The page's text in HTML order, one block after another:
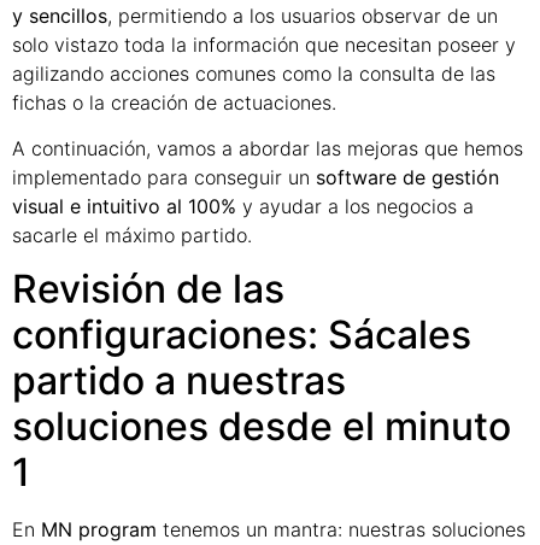
y sencillos, permitiendo a los usuarios observar de un
solo vistazo toda la información que necesitan poseer y
agilizando acciones comunes como la consulta de las
fichas o la creación de actuaciones.
A continuación, vamos a abordar las mejoras que hemos
implementado para conseguir un software de gestión
visual e intuitivo al 100% y ayudar a los negocios a
sacarle el máximo partido.
Revisión de las
configuraciones: Sácales
partido a nuestras
soluciones desde el minuto
1
En MN program tenemos un mantra: nuestras soluciones